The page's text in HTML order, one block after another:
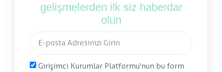
gelişmelerden ilk siz haberdar
olun
Girişimci Kurumlar Platformu'nun bu form